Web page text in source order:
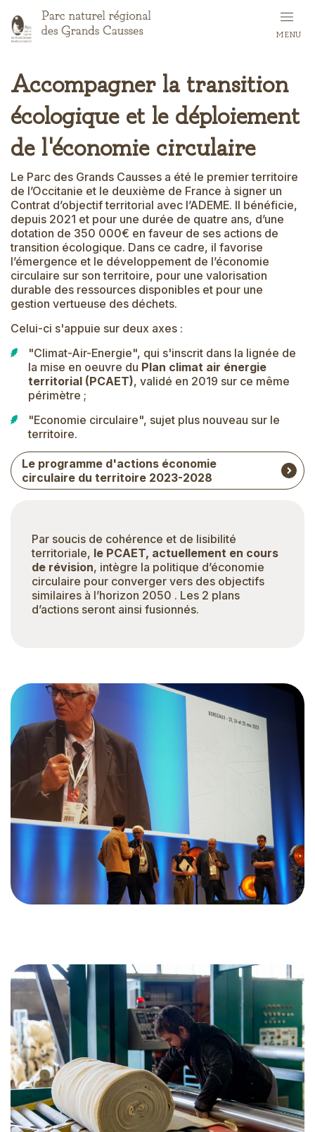
au
contenu
MENU
Accompagner la transition
écologique et le déploiement
de l'économie circulaire
Le Parc des Grands Causses a été le premier territoire
de l’Occitanie et le deuxième de France à signer un
Contrat d’objectif territorial avec l’ADEME. Il bénéficie,
depuis 2021 et pour une durée de quatre ans, d’une
dotation de 350 000€ en faveur de ses actions de
transition écologique. Dans ce cadre, il favorise
l’émergence et le développement de l’économie
circulaire sur son territoire, pour une valorisation
durable des ressources disponibles et pour une
gestion vertueuse des déchets.
Celui-ci s'appuie sur deux axes :
"Climat-Air-Energie", qui s'inscrit dans la lignée de
la mise en oeuvre du Plan climat air énergie
territorial (PCAET), validé en 2019 sur ce même
périmètre ;
"Economie circulaire", sujet plus nouveau sur le
territoire.
Le programme d'actions économie
circulaire du territoire 2023-2028
Par soucis de cohérence et de lisibilité
territoriale, le PCAET, actuellement en cours
de révision, intègre la politique d’économie
circulaire pour converger vers des objectifs
similaires à l’horizon 2050 . Les 2 plans
d’actions seront ainsi fusionnés.